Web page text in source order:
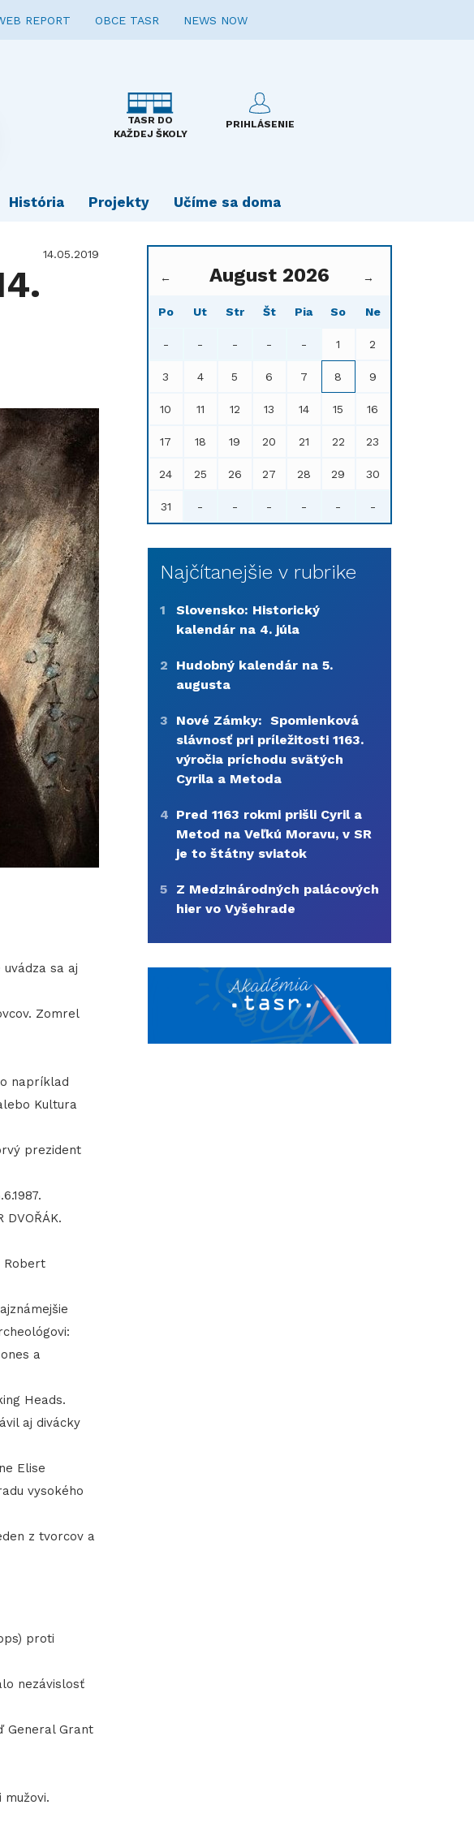
REPORT OBCE TASR NEWS NOW
TASR DO
KAŽDEJ ŠKOLY
PRIHLÁSENIE
História Projekty Učíme sa doma
14.05.2019
sa aj
Zomrel
napríklad
Kultura
prezident
Robert
a
Heads.
aj divácky
Elise
vysokého
z tvorcov a
proti
nezávislosť
General Grant
← August 2026 →
Po Ut Str Št Pia So Ne
- - - - - 1 2
3 4 5 6 7 8 9
10 11 12 13 14 15 16
17 18 19 20 21 22 23
24 25 26 27 28 29 30
31 - - - - - -
Najčítanejšie v rubrike
1
Slovensko: Historický
kalendár na 4. júla
2
Hudobný kalendár na 5.
augusta
3
Nové Zámky: Spomienková
slávnosť pri príležitosti 1163.
výročia príchodu svätých
Cyrila a Metoda
4 Pred 1163 rokmi prišli Cyril a
Metod na Veľkú Moravu, v SR
je to štátny sviatok
5
Z Medzinárodných palácových
hier vo Vyšehrade